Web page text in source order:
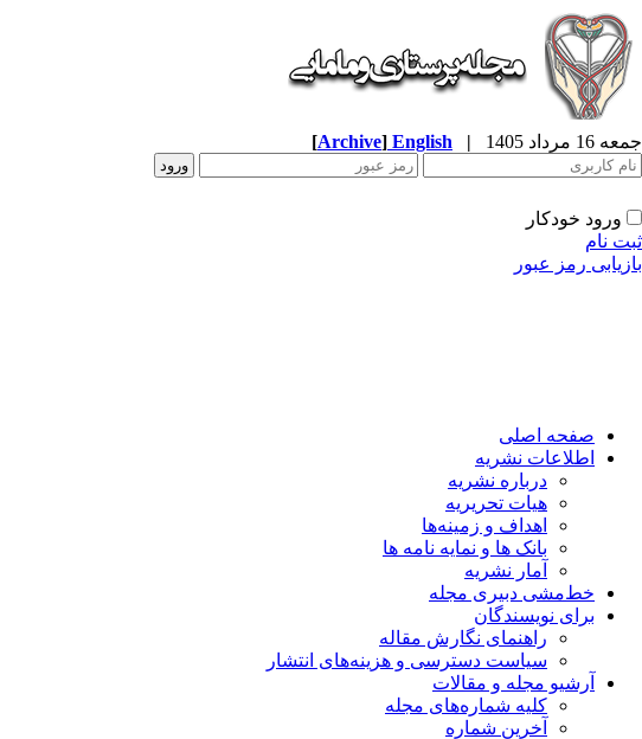
جمعه 16 مرداد 1405 |
English
[Archive]
ورود خودکار
ثبت نام
بازیابی رمز عبور
صفحه اصلی
اطلاعات نشریه
درباره نشریه
هیات تحریریه
اهداف و زمینه‌ها
بانک ها و نمایه نامه ها
آمار نشریه
خط‌مشی دبیری مجله
برای نویسندگان
راهنمای نگارش مقاله
سیاست دسترسی و هزینه‌های انتشار
آرشیو مجله و مقالات
کلیه شماره‌های مجله
آخرین شماره